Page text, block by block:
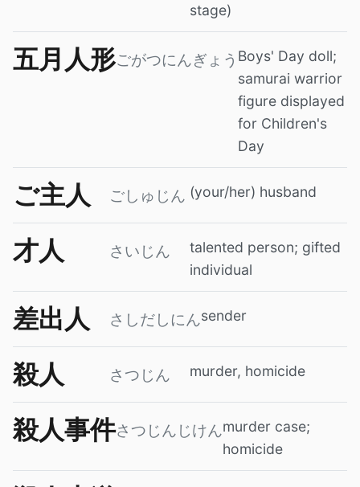
stage)
五月人形ごがつにんぎょう Boys' Day doll;
samurai warrior
figure displayed
for Children's
Day
ご主人 ごしゅじん (your/her) husband
才人 さいじん
talented person; gifted
individual
差出人 さしだしにんsender
殺人 さつじん murder, homicide
殺人事件さつじんじけんmurder case;
homicide